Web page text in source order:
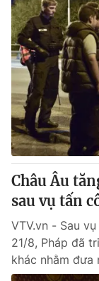
Châu Âu
sau vụ tấn
VTV.vn - Sau
21/8, Pháp đã
khác nhằm đưa